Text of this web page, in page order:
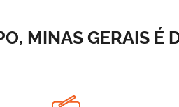
MINAS GERAIS É